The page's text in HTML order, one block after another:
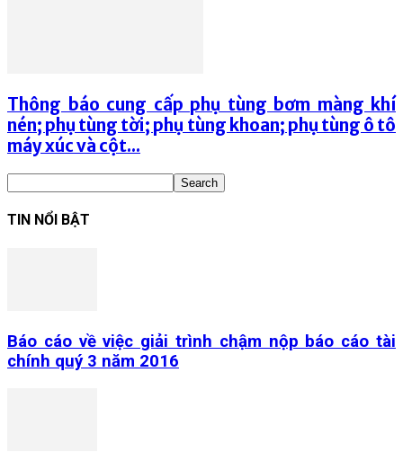
Thông báo cung cấp phụ tùng bơm màng khí
nén; phụ tùng tời; phụ tùng khoan; phụ tùng ô tô
máy xúc và cột...
TIN NỔI BẬT
Báo cáo về việc giải trình chậm nộp báo cáo tài
chính quý 3 năm 2016